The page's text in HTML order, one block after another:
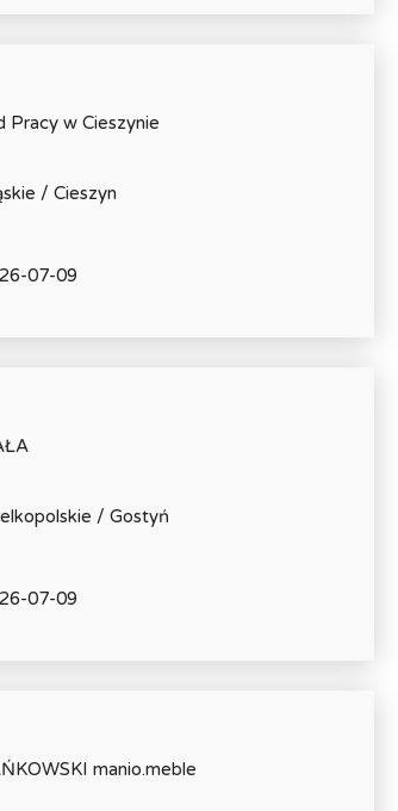
Pracy w Cieszynie
/ Cieszyn
07-09
/ Gostyń
07-09
manio.meble